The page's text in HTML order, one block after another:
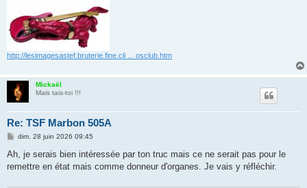
http://lesimagesastef.bruterie.fine.cli ... osclub.htm
Mickaël
Mais tais-toi !!!
Re: TSF Marbon 505A
M
s
a
dim. 28 juin 2026 09:45
Ah, je serais bien intéressée par ton truc mais ce ne serait pas pour le
remettre en état mais comme donneur d'organes. Je vais y réfléchir.